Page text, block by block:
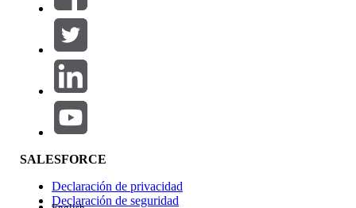
SELECCIONAR FILTROS
Área de productos
Repercusión de función
SALESFORCE
Declaración de privacidad
Declaración de seguridad